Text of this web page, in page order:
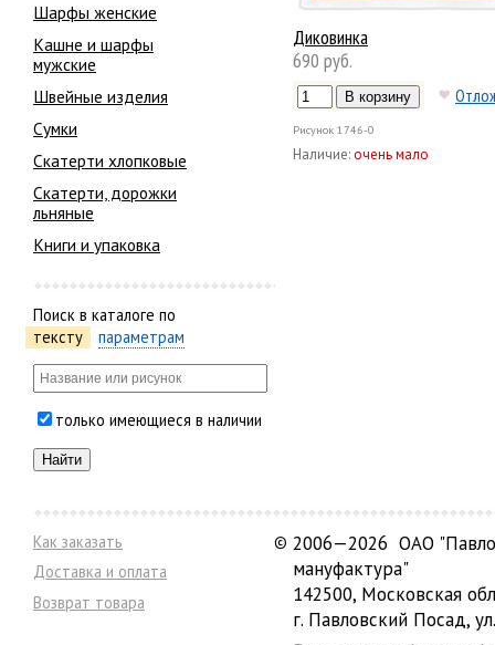
Шарфы женские
Кашне и шарфы
мужские
Швейные изделия
Сумки
Скатерти хлопковые
Скатерти, дорожки
льняные
Книги и упаковка
Поиск в каталоге по
тексту
параметрам
только имеющиеся в наличии
Диковинка
690 руб.
Рисунок 1746-0
Наличие:очень мало
Как заказать
Доставка и оплата
Возврат товара
© 2006—2026 ОАО
мануфактура"
142500, Московская
г. Павловский Посад,